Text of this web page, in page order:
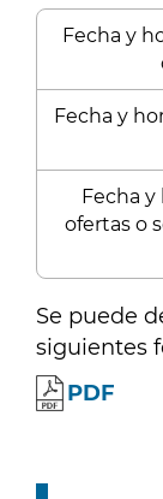
Fecha y
Fecha y
Fecha
ofertas o
Se puede
siguientes
PDF